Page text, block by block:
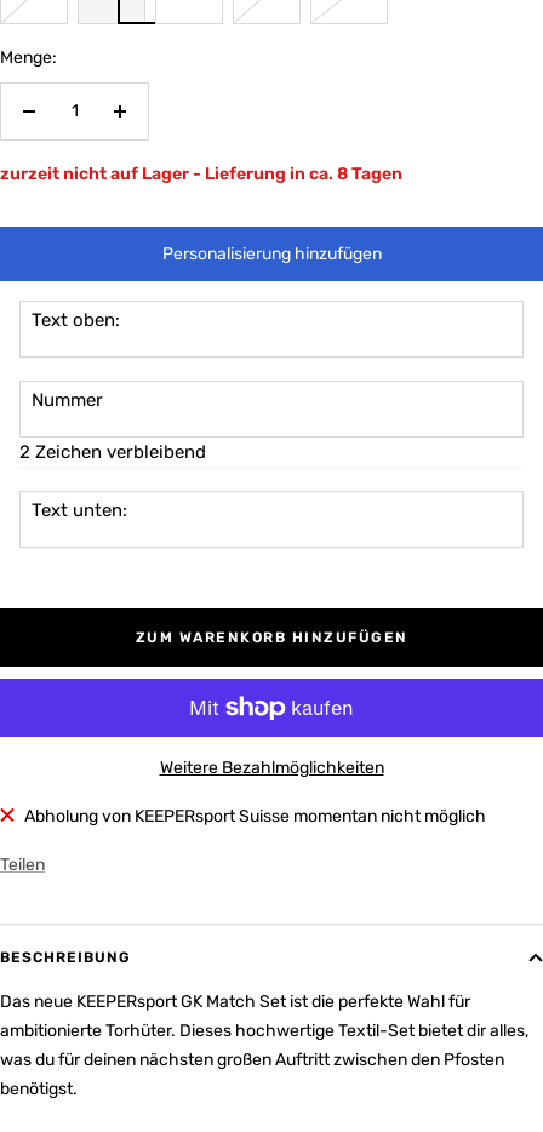
Menge:
Menge
Menge
zurzeit nicht auf Lager - Lieferung in ca. 8 Tagen
Personalisierung hinzufügen
Text oben:
Nummer
2 Zeichen verbleibend
Text unten:
ZUM WARENKORB HINZUFÜGEN
Weitere Bezahlmöglichkeiten
Abholung von KEEPERsport Suisse momentan nicht möglich
Teilen
BESCHREIBUNG
Das neue KEEPERsport GK Match Set ist die perfekte Wahl für
ambitionierte Torhüter. Dieses hochwertige Textil-Set bietet dir alles,
was du für deinen nächsten großen Auftritt zwischen den Pfosten
benötigst.